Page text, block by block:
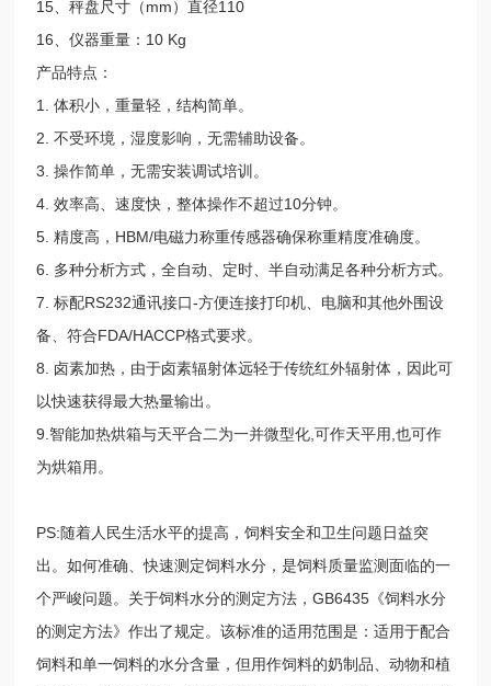
15、秤盘尺寸（mm）直径110
16、仪器重量：10 Kg
产品特点：
1. 体积小，重量轻，结构简单。
2. 不受环境，湿度影响，无需辅助设备。
3. 操作简单，无需安装调试培训。
4. 效率高、速度快，整体操作不超过10分钟。
5. 精度高，HBM/电磁力称重传感器确保称重精度准确度。
6. 多种分析方式，全自动、定时、半自动满足各种分析方式。
7. 标配RS232通讯接口-方便连接打印机、电脑和其他外围设
备、符合FDA/HACCP格式要求。
8. 卤素加热，由于卤素辐射体远轻于传统红外辐射体，因此可
以快速获得最大热量输出。
9.智能加热烘箱与天平合二为一并微型化,可作天平用,也可作
为烘箱用。
PS:随着人民生活水平的提高，饲料安全和卫生问题日益突
出。如何准确、快速测定饲料水分，是饲料质量监测面临的一
个严峻问题。关于饲料水分的测定方法，GB6435《饲料水分
的测定方法》作出了规定。该标准的适用范围是：适用于配合
饲料和单一饲料的水分含量，但用作饲料的奶制品、动物和植